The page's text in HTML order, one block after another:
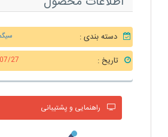
دسته بندی :
تاریخ : 27
راهنمایی و پشتیبانی